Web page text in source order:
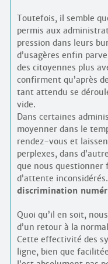
Toutefois, il semble
permis aux
pression dans leurs
d’usagères enfin
des citoyennes plus
confirment qu’après
tant attendu se
vide.
Dans certaines
moyenner dans le
rendez-vous et
perplexes, dans
que nous questionner
d’attente inconsidérés.
discrimination
Quoi qu’il en soit,
d’un retour à la
Cette effectivité des
ligne, bien que